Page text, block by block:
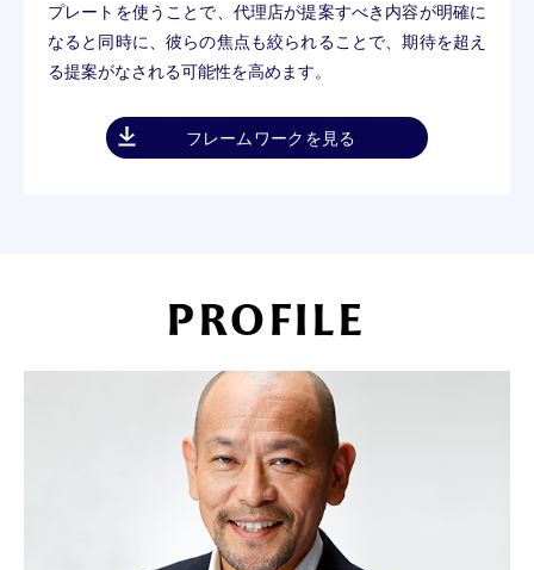
プレートを使うことで、代理店が提案すべき内容が明確に
なると同時に、彼らの焦点も絞られることで、期待を超え
る提案がなされる可能性を高めます。
フレームワークを見る
PROFILE